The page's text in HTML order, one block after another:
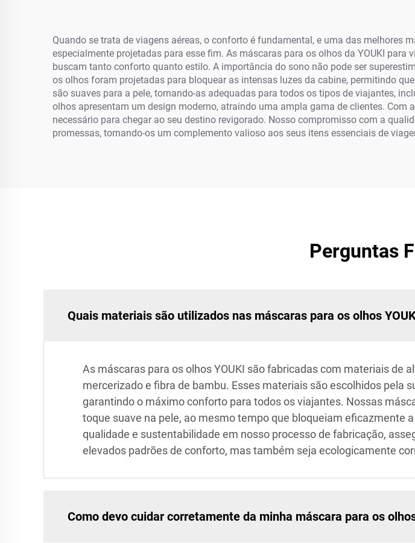
Quando se trata de viagens aéreas, o conforto é fundamental, e uma das melhores
especialmente projetadas para esse fim. As máscaras para os olhos da YOUKI
buscam tanto conforto quanto estilo. A importância do sono não pode ser
os olhos foram projetadas para bloquear as intensas luzes da cabine, permitindo
são suaves para a pele, tornando-as adequadas para todos os tipos de viajantes,
olhos apresentam um design moderno, atraindo uma ampla gama de clientes. Com
necessário para chegar ao seu destino revigorado. Nosso compromisso com a
promessas, tornando-os um complemento valioso aos seus itens essenciais de
Perguntas
Quais materiais são utilizados nas máscaras para os olhos
As máscaras para os olhos YOUKI são fabricadas com materiais de
mercerizado e fibra de bambu. Esses materiais são escolhidos pela
garantindo o máximo conforto para todos os viajantes. Nossas
toque suave na pele, ao mesmo tempo que bloqueiam eficazmente
qualidade e sustentabilidade em nosso processo de fabricação,
elevados padrões de conforto, mas também seja ecologicamente
Como devo cuidar corretamente da minha máscara para os